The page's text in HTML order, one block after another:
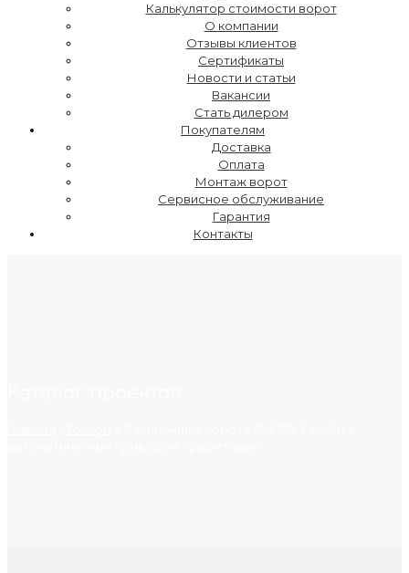
Калькулятор стоимости ворот
О компании
Отзывы клиентов
Сертификаты
Новости и статьи
Вакансии
Стать дилером
Покупателям
Доставка
Оплата
Монтаж ворот
Сервисное обслуживание
Гарантия
Контакты